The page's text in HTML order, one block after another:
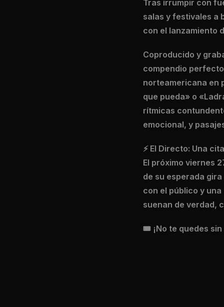
Tras irrumpir con
salas y festivales a
con el lanzamiento
Coproducido y
compendio
norteamericana en
que pueda» o
rítmicas
emocional, y
⚡ El Directo: Una
El próximo viernes
de su esperada
con el público y
suenan de verdad,
🎟️ ¡No te quedes